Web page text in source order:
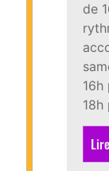
de
16h
18h